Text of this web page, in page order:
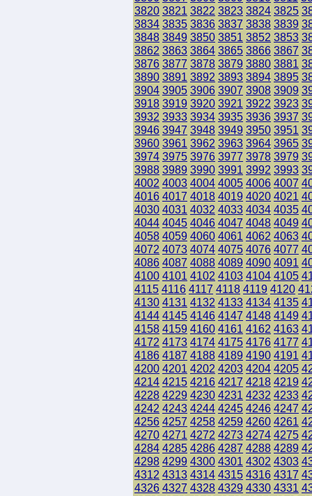
3820 3821 3822 3823 3824 3825
3834 3835 3836 3837 3838 3839
3848 3849 3850 3851 3852 3853
3862 3863 3864 3865 3866 3867
3876 3877 3878 3879 3880 3881
3890 3891 3892 3893 3894 3895
3904 3905 3906 3907 3908 3909
3918 3919 3920 3921 3922 3923
3932 3933 3934 3935 3936 3937
3946 3947 3948 3949 3950 3951
3960 3961 3962 3963 3964 3965
3974 3975 3976 3977 3978 3979
3988 3989 3990 3991 3992 3993
4002 4003 4004 4005 4006 4007
4016 4017 4018 4019 4020 4021
4030 4031 4032 4033 4034 4035
4044 4045 4046 4047 4048 4049
4058 4059 4060 4061 4062 4063
4072 4073 4074 4075 4076 4077
4086 4087 4088 4089 4090 4091
4100 4101 4102 4103 4104 4105
4115 4116 4117 4118 4119 4120
4130 4131 4132 4133 4134 4135
4144 4145 4146 4147 4148 4149
4158 4159 4160 4161 4162 4163
4172 4173 4174 4175 4176 4177
4186 4187 4188 4189 4190 4191
4200 4201 4202 4203 4204 4205
4214 4215 4216 4217 4218 4219
4228 4229 4230 4231 4232 4233
4242 4243 4244 4245 4246 4247
4256 4257 4258 4259 4260 4261
4270 4271 4272 4273 4274 4275
4284 4285 4286 4287 4288 4289
4298 4299 4300 4301 4302 4303
4312 4313 4314 4315 4316 4317
4326 4327 4328 4329 4330 4331